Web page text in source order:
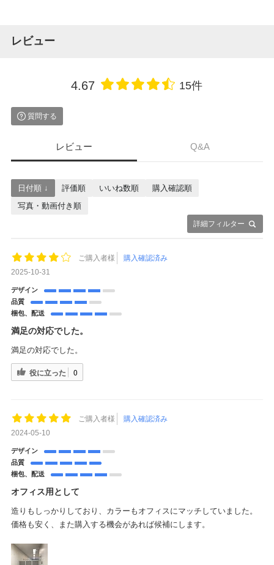
レビュー
4.67 15件
質問する
レビュー Q&A
詳細フィルター
日付順 ↓ 評価順 いいね数順
購入確認順
写真・動画付き順
ご購入者様
購入確認済み
2025-10-31
デザイン
品質
梱包、配送
満足の対応でした。
満足の対応でした。
役に立った 0
ご購入者様
購入確認済み
2024-05-10
デザイン
品質
梱包、配送
オフィス用として
造りもしっかりしており、カラーもオフィスにマッチしていました。
価格も安く、また購入する機会があれば候補にします。